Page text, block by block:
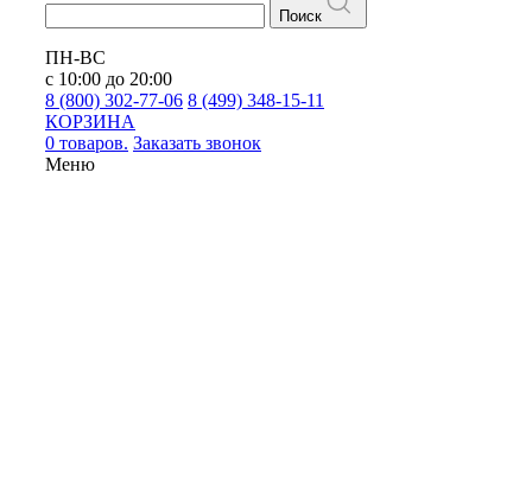
Поиск
ПН-ВС
с 10:00 до 20:00
8 (800) 302-77-06 8 (499) 348-15-11
КОРЗИНА
0 товаров. Заказать звонок
Меню